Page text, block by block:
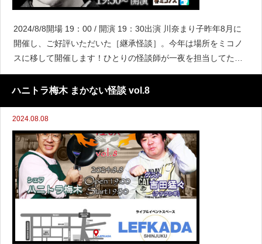
2024/8/8開場 19：00 / 開演 19：30出演 川奈まり子昨年8月に
開催し、ご好評いただいた［継承怪談］。今年は場所をミコノ
スに移して開催します！ひとりの怪談師が一夜を担当してたっ
ぷりと怪談を聴かせる怪談会です。イベントの最後には次回を
担当する怪談師に向けた怪談の「お題
ハニトラ梅木 まかない怪談 vol.8
2024.08.08